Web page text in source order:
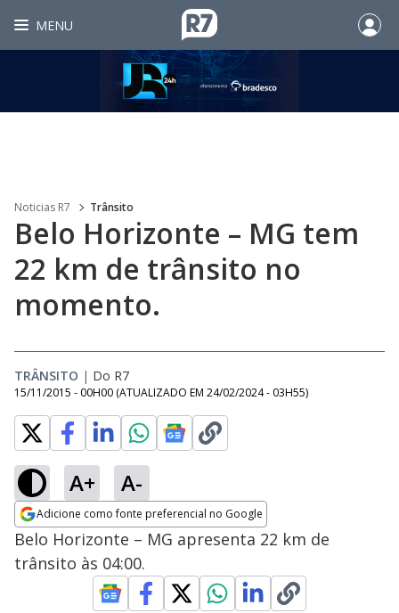
MENU
Noticias R7 Trânsito
Belo Horizonte – MG tem
22 km de trânsito no
momento.
TRÂNSITO | Do R7
15/11/2015 - 00H00 (ATUALIZADO EM 24/02/2024 - 03H55)
A+ A-
Adicione como fonte preferencial no Google
Opens in new window
Belo Horizonte – MG apresenta 22 km de
trânsito às 04:00.